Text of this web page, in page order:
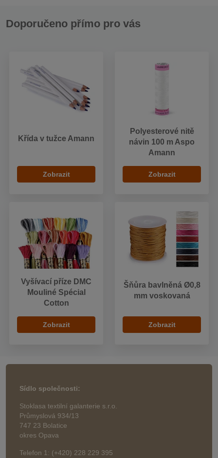
Doporučeno přímo pro vás
Křída v tužce Amann
Zobrazit
Polyesterové nitě
návin 100 m Aspo
Amann
Zobrazit
Vyšívací příze DMC
Mouliné Spécial
Cotton
Zobrazit
Šňůra bavlněná Ø0,8
mm voskovaná
Zobrazit
Sídlo společnosti:
Stoklasa textilní galanterie s.r.o.
Průmyslová 934/13
747 23 Bolatice
okres Opava
Telefon 1: (+420) 228 229 395